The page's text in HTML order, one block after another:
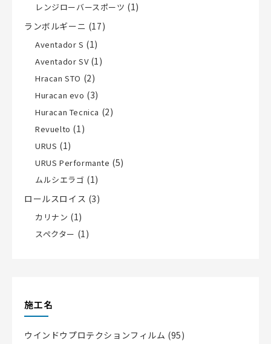
レンジローバースポーツ (1)
ランボルギーニ (17)
Aventador S (1)
Aventador SV(1)
Hracan STO (2)
Huracan evo (3)
Huracan Tecnica (2)
Revuelto (1)
URUS (1)
URUS Performante (5)
ムルシエラゴ (1)
ロールスロイス (3)
カリナン (1)
スペクター (1)
施工名
ウインドウプロテクションフィルム (95)